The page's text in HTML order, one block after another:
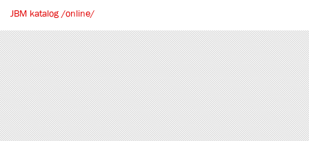
JBM katalog /online/